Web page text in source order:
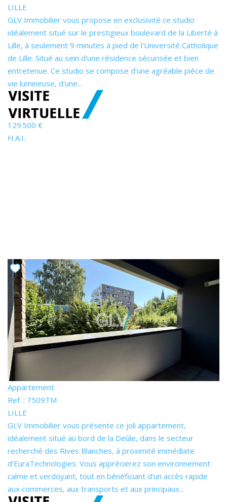
LILLE
GLV Immobilier vous propose en exclusivité ce studio
idéalement situé sur le prestigieux boulevard de la Liberté à
Lille, à seulement 9 minutes à pied de l'Université Catholique
de Lille. Situé au sein d'une résidence sécurisée et bien
entretenue. Ce studio se compose d'une agréable pièce de
vie lumineuse, d'une...
129 500 €
H.A.I.
Appartement
Ref. : 7509TM
LILLE
GLV Immobilier vous présente ce joli appartement,
idéalement situé au bord de la Deûle, dans le secteur
recherché des Rives Blanches, à proximité immédiate
d'EuraTechnologies. Vous apprécierez son environnement
calme et verdoyant, tout en bénéficiant d'un accès rapide
aux commerces, aux transports et aux principaux...